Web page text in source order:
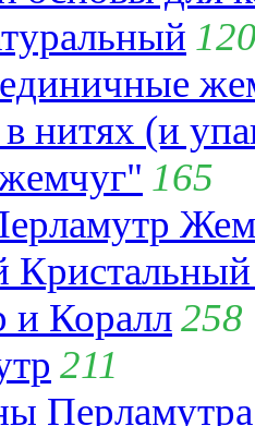
нитях (и
165
и Коралл258
211